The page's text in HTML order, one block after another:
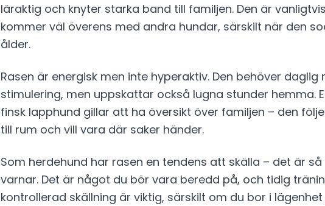
läraktig och knyter starka band till familjen. Den är
kommer väl överens med andra hundar, särskilt när den
ålder.
Rasen är energisk men inte hyperaktiv. Den behöver
stimulering, men uppskattar också lugna stunder hemma.
finsk lapphund gillar att ha översikt över familjen – den
till rum och vill vara där saker händer.
Som herdehund har rasen en tendens att skälla – det är
varnar. Det är något du bör vara beredd på, och tidig
kontrollerad skällning är viktig, särskilt om du bor i